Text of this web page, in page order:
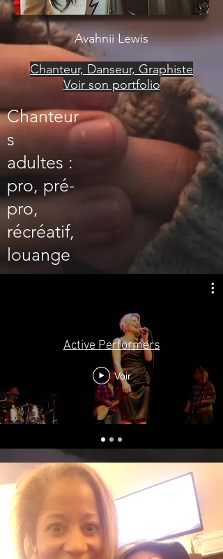
Avahnii Lewis
Chanteur, Danseur, Graphiste
Voir son portfolio
Chanteur
s
adultes :
pro, pré-
pro,
récréatif,
louange
Active Performers
Voir